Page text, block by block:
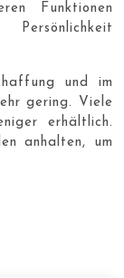
Funktionen
und im
gering. Viele
erhältlich.
anhalten, um